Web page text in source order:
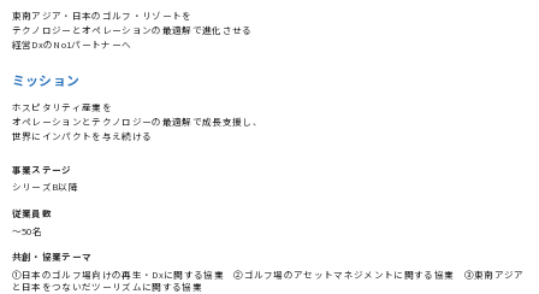
東南アジア・日本のゴルフ・リゾートを
テクノロジーとオペレーションの最適解で進化させる
経営DxのNo1パートナーへ
ミッション
ホスピタリティ産業を
オペレーションとテクノロジーの最適解で成長支援し、
世界にインパクトを与え続ける
事業ステージ
シリーズB以降
従業員数
〜50名
共創・協業テーマ
①日本のゴルフ場向けの再生・Dxに関する協業 ②ゴルフ場のアセットマネジメントに関する協業 ③東南アジア
と日本をつないだツーリズムに関する協業